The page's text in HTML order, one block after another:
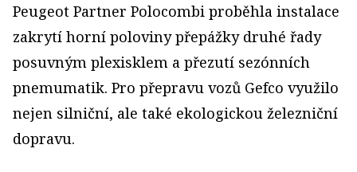
Peugeot Partner Polocombi proběhla instalace
zakrytí horní poloviny přepážky druhé řady
posuvným plexisklem a přezutí sezónních
pnemumatik. Pro přepravu vozů Gefco využilo
nejen silniční, ale také ekologickou železniční
dopravu.